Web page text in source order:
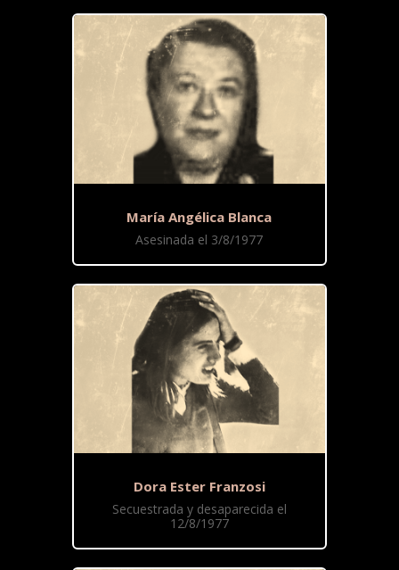
María Angélica Blanca
Asesinada el 3/8/1977
Dora Ester Franzosi
Secuestrada y desaparecida el
12/8/1977